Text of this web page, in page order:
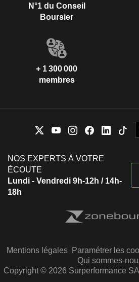
N°1 du Conseil
Boursier
+ 1 300 000
membres
NOS EXPERTS À VOTRE
ÉCOUTE
Lundi - Vendredi 9h-12h / 14h-
18h
Mentions légales Paramétrer les
Qui sommes-
Copyright © 2026 Surperformance